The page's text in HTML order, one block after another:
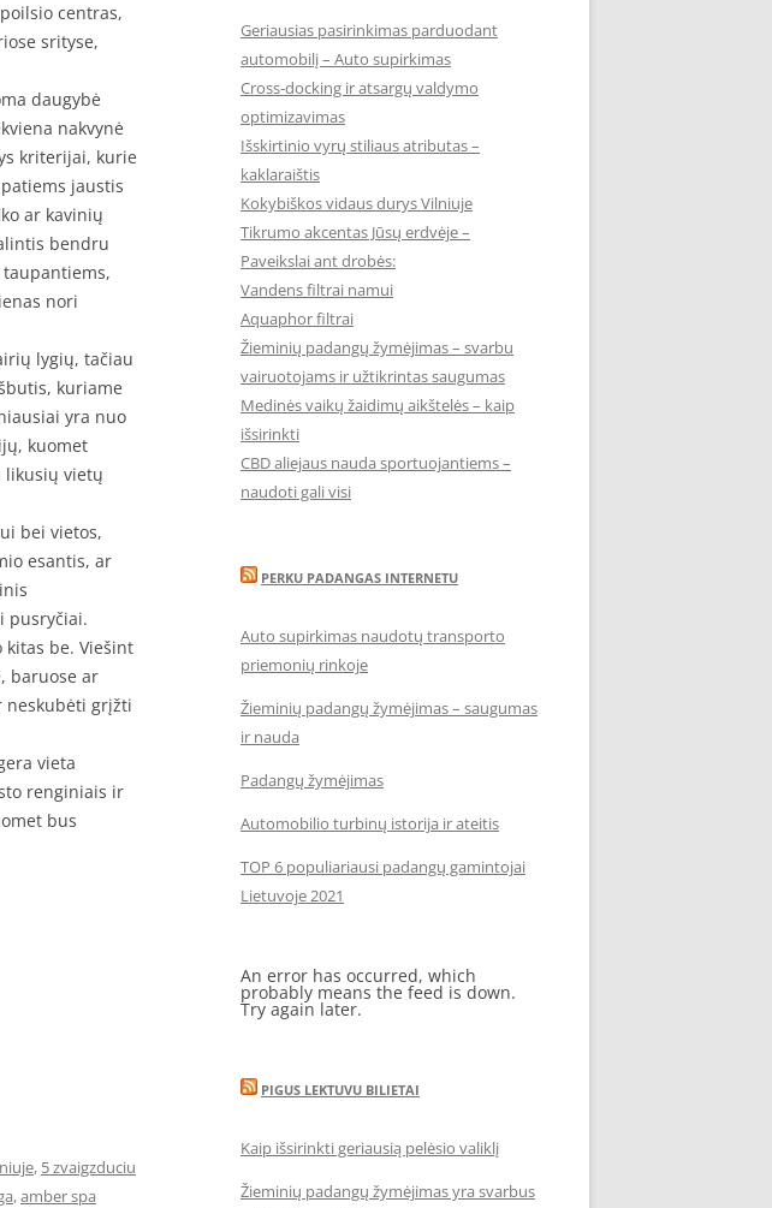
centras,
srityse,
daugybė
nakvynė
kriterijai, kurie
jaustis
ar kavinių
bendru
nori
lygių, tačiau
kuriame
yra nuo
kuomet
likusių vietų
bei vietos,
esantis, ar
pusryčiai.
be. Viešint
baruose ar
neskubėti grįžti
vieta
renginiais ir
bus
, 5 zvaigzduciu
,amber spa
Geriausias pasirinkimas parduodant
automobilį – Auto supirkimas
Cross-docking ir atsargų valdymo
optimizavimas
Išskirtinio vyrų stiliaus atributas –
kaklaraištis
Kokybiškos vidaus durys Vilniuje
Tikrumo akcentas Jūsų erdvėje –
Paveikslai ant drobės:
Vandens filtrai namui
Aquaphor filtrai
Žieminių padangų žymėjimas – svarbu
vairuotojams ir užtikrintas saugumas
Medinės vaikų žaidimų aikštelės – kaip
išsirinkti
CBD aliejaus nauda sportuojantiems –
naudoti gali visi
PERKU PADANGAS INTERNETU
Auto supirkimas naudotų transporto
priemonių rinkoje
Žieminių padangų žymėjimas – saugumas
ir nauda
Padangų žymėjimas
Automobilio turbinų istorija ir ateitis
TOP 6 populiariausi padangų gamintojai
Lietuvoje 2021
An error has occurred, which
probably means the feed is down.
Try again later.
PIGUS LEKTUVU BILIETAI
Kaip išsirinkti geriausią pelėsio valiklį
Žieminių padangų žymėjimas yra svarbus